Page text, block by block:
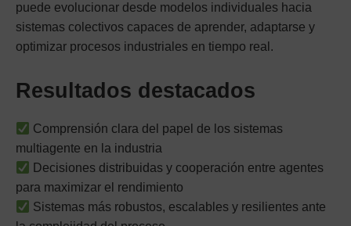
puede evolucionar desde modelos individuales hacia
sistemas colectivos capaces de aprender, adaptarse y
optimizar procesos industriales en tiempo real.
Resultados destacados
Comprensión clara del papel de los sistemas
multiagente en la industria
Decisiones distribuidas y cooperación entre agentes
para maximizar el rendimiento
Sistemas más robustos, escalables y resilientes ante